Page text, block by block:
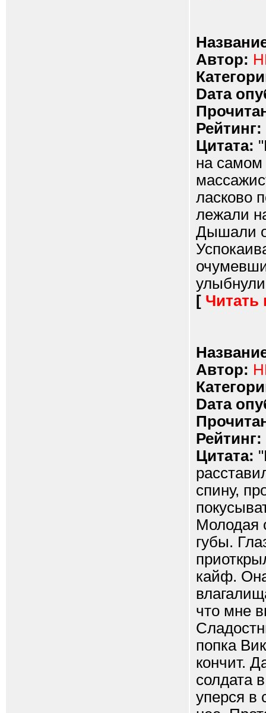
Автор:
Dата
Рейтинг:
Цитата:
на самом
ласково
лежали
Дышали
[ Читать
Автор:
Dата
Рейтинг:
Цитата:
спину,
Молодая
губы.
кайф.
что мне
попка
кончит.
солдата
уперся в